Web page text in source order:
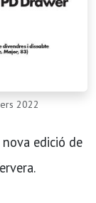
2022
edició de